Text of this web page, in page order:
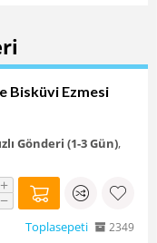
Bisküvi Ezmesi
Gönderi (1-3 Gün),
+
−
Toplasepeti 2349